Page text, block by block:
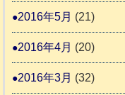
2016年5月 (21)
2016年4月 (20)
2016年3月 (32)